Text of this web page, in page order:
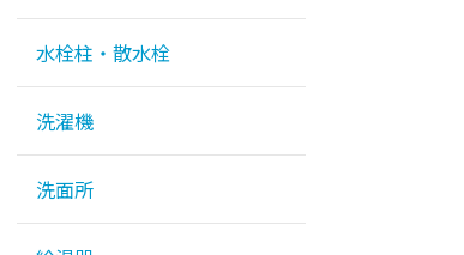
水栓柱・散水栓
洗濯機
洗面所